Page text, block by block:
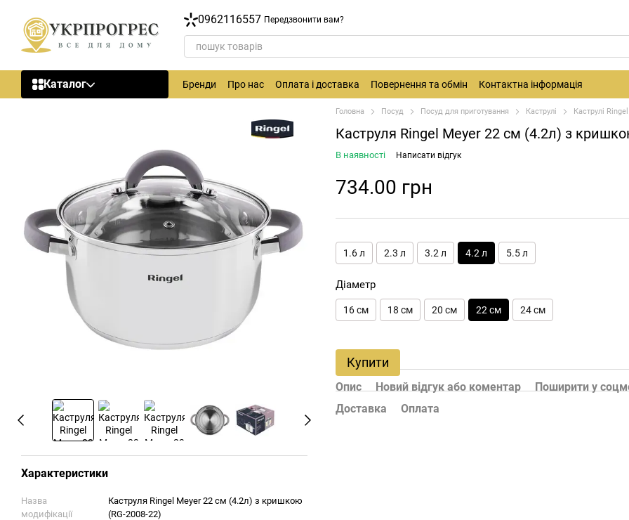
0962116557 Передзвонити вам?
Каталог Бренди Про нас Оплата і доставка Повернення та обмін Контактна інформація
Характеристики
Назва
модифікації
Каструля Ringel Meyer 22 см (4.2л) з кришкою
(RG-2008-22)
Головна Посуд Посуд для приготування Каструлі Каструлі Ringel
Каструля Ringel Meyer 22 см (4.2л) з
В наявності
Написати відгук
734.00 грн
1.6 л 2.3 л 3.2 л 4.2 л 5.5 л
Діаметр
16 см 18 см 20 см 22 см 24 см
Купити
Опис Новий відгук або коментар
Поширити у
Доставка
Оплата